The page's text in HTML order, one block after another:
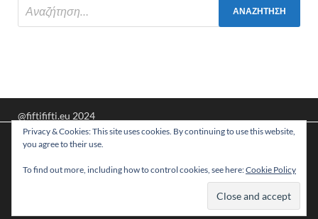
@fiftififti.eu 2024
Υποστηρίζεται απόWordPressκαιHitMag.
Χρησιμοποιούμε cookies για να σας προσφέρουμε τη
βέλτιστη εμπειρία πλοήγησης στον ιστότοπό μας.
Μπορείτε να μάθετε ποια cookies χρησιμοποιούμε ή να τα
απενεργοποιήσετε στιςρυθμίσεις
Privacy & Cookies: This site uses cookies. By continuing to use this website,
you agree to their use.
To find out more, including how to control cookies, see here:Cookie Policy